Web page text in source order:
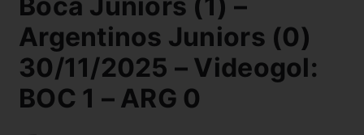
Argentinos Juniors (0)
30/11/2025 – Videogol:
BOC 1 – ARG 0